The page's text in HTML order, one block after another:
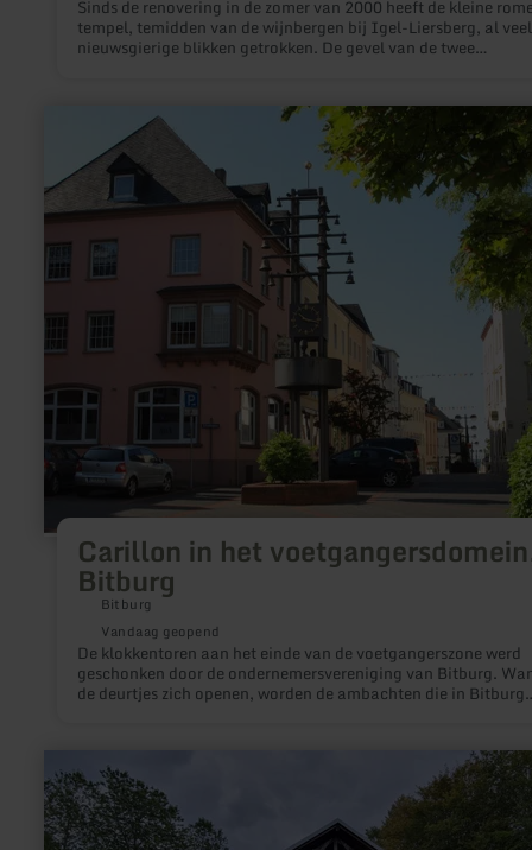
Sinds de renovering in de zomer van 2000 heeft de kleine
tempel, temidden van de wijnbergen bij Igel-Liersberg, al veel
nieuwsgierige blikken getrokken. De gevel van de twee
De onderbouw bestaat uit gewelfde grotsteen.
Carillon in het
Bitburg
Bitburg
Vandaag geopend
De klokkentoren aan het einde van de voetgangerszone werd
geschonken door de ondernemersvereniging van Bitburg.
de deurtjes zich openen, worden de ambachten die in Bitburg
Carillon
in
het
Bitburg
informatie
over:
Kalkoven